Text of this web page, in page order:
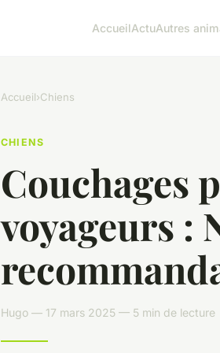
AccueilActuAutres
Accueil›Chiens
CHIENS
Couchages
voyageurs :
Hugo — 17 mars 2025 — 5 min de lecture